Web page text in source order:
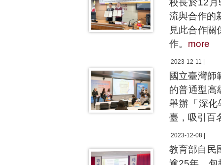
校長於12月
流與合作的
見此合作
作。 more
2023-12-11 |
國立臺灣師
的普通型高
舉辦「深化
臺，吸引百
2023-12-08 |
教育部自民